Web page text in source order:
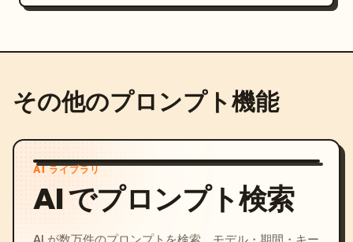
その他のプロンプト機能
AI ライブラリ
AI でプロンプト検索